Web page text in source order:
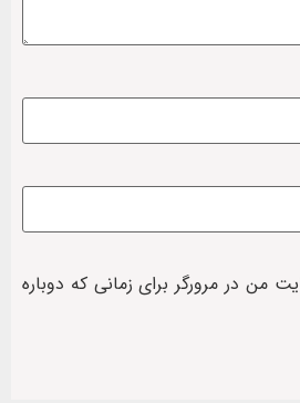
من در مرورگر برای زمانی که دوباره